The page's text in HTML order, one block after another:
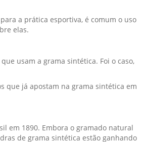
a prática esportiva, é comum o uso
elas.
usam a grama sintética. Foi o caso,
que já apostam na grama sintética em
em 1890. Embora o gramado natural
de grama sintética estão ganhando